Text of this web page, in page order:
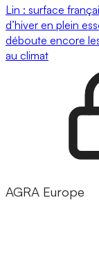
Lin : surface
d’hiver en plein
déboute encore
au climat
AGRA Europe